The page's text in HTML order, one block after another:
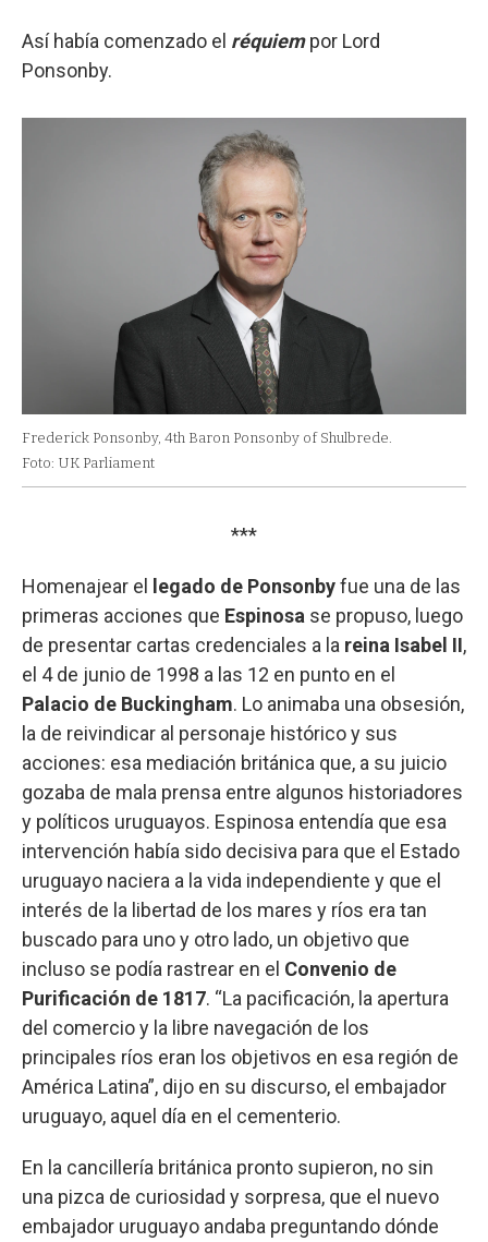
Así había comenzado el réquiempor Lord
Ponsonby.
Frederick Ponsonby, 4th Baron Ponsonby of Shulbrede.
Foto: UK Parliament
***
Homenajear el legado de Ponsonbyfue una de las
primeras acciones que Espinosa se propuso, luego
de presentar cartas credenciales a la reina Isabel II,
el 4 de junio de 1998 a las 12 en punto en el
Palacio de Buckingham. Lo animaba una obsesión,
la de reivindicar al personaje histórico y sus
acciones: esa mediación británica que, a su juicio
gozaba de mala prensa entre algunos historiadores
y políticos uruguayos. Espinosa entendía que esa
intervención había sido decisiva para que el Estado
uruguayo naciera a la vida independiente y que el
interés de la libertad de los mares y ríos era tan
buscado para uno y otro lado, un objetivo que
incluso se podía rastrear en el Convenio de
Purificación de 1817. “La pacificación, la apertura
del comercio y la libre navegación de los
principales ríos eran los objetivos en esa región de
América Latina”, dijo en su discurso, el embajador
uruguayo, aquel día en el cementerio.
En la cancillería británica pronto supieron, no sin
una pizca de curiosidad y sorpresa, que el nuevo
embajador uruguayo andaba preguntando dónde